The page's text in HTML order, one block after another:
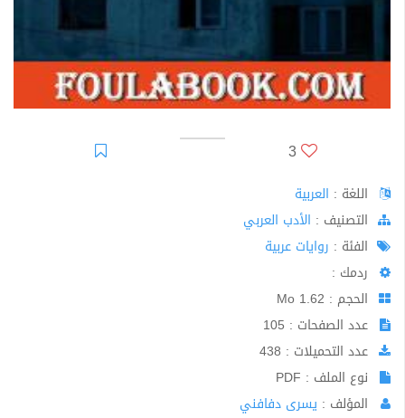
3
اللغة : العربية
اﻟﺘﺼﻨﻴﻒ : الأدب العربي
الفئة : روايات عربية
ردمك :
الحجم : 1.62 Mo
عدد الصفحات : 105
عدد التحميلات : 438
نوع الملف : PDF
المؤلف : يسرى دفافني